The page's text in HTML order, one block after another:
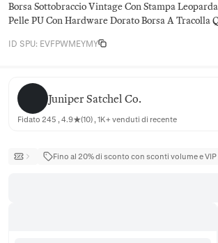
Borsa Sottobraccio Vintage Con Stampa
Pelle PU Con Hardware Dorato Borsa A Tracolla
ID SPU: EVFPWMEYMY
Juniper Satchel Co.
Juniper Satchel Co.
Fidato 245 , 4.9★(10) , 1K+ venduti di recente
Fino al 20% di sconto con sconti volume e VIP